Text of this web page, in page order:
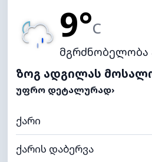
9°C
მგრძნობელობა
ზოგ ადგილას
ᲣᲤᲠᲝ ᲓᲔᲢᲐᲚᲣᲠᲐᲓ›
ქარი
ქარის დაბერვა